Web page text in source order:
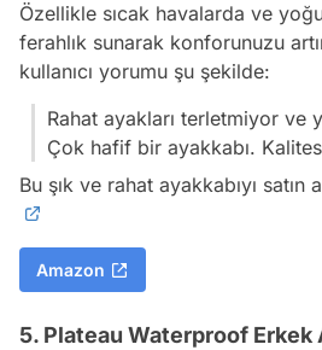
Özellikle sıcak havalarda ve
ferahlık sunarak konforunuzu
kullanıcı yorumu şu şekilde:
Rahat ayakları terletmiyor ve
Çok hafif bir ayakkabı.
Bu şık ve rahat ayakkabıyı satın
Amazon
5. Plateau Waterproof Erkek